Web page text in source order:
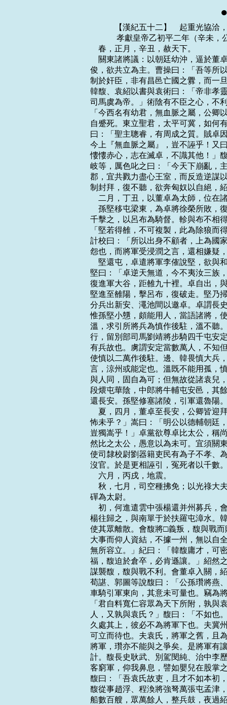
　　【漢紀五十二】　起重光協洽，盡昭陽作噩，凡三年。
    　　 孝獻皇帝乙初平二年（辛未，公元一九一年）
    春，正月，辛丑，赦天下。
    關東諸將議：以朝廷幼沖，逼於董卓，遠隔關塞，不知存否，幽州牧劉虞，宗室賢
俊，欲共立為主。曹操曰：「吾等所以舉兵而遠近莫不響應者，以義故也。今幼主微弱，
制於奸臣，非有昌邑亡國之釁，而一旦改易，天下其孰安之！諸君北面，我自西向。」
韓馥、袁紹以書與袁術曰：「帝非孝靈子，欲依絳、灌誅廢少主、迎立代王故事，奉大
司馬虞為帝。」術陰有不臣之心，不利國家有長君，乃外托公義以拒之。紹復與術書曰：
「今西名有幼君，無血脈之屬，公卿以下皆媚事卓，安可覆信！但當使兵往屯關要，皆
自蹙死。東立聖君，太平可冀，如何有疑？又室家見戮，不念子胥可復北面乎？」術答
曰：「聖主聰睿，有周成之質。賊卓因危亂之際，威服百寮，此乃漢家小厄之會，乃雲
今上『無血脈之屬』，豈不誣乎！又曰『室家見戮，可復北面』，此卓所為，豈國家哉！
慺慺赤心，志在滅卓，不識其他！」馥、紹竟遣故樂浪太守張岐等□議上虞尊號。虞見
岐等，厲色叱之曰：「今天下崩亂，主上蒙塵，吾被重恩，未能清雪國恥。諸君各據州
郡，宜共戮力盡心王室，而反造逆謀以相垢污邪！」固拒之。馥等又請虞領尚書事，承
制封拜，復不聽，欲奔匈奴以自絕，紹等乃止。
    二月，丁丑，以董卓為太師，位在諸侯王上。
    孫堅移屯梁東，為卓將徐榮所敗，復收散卒進屯陽人。卓遣東郡太守胡軫督步騎五
千擊之，以呂布為騎督。軫與布不相得，堅出擊，大破之，梟其都督華雄。或謂袁術曰：
「堅若得雒，不可複製，此為除狼而得虎也。」術疑之，不運軍糧。堅夜馳見術，畫地
計校曰：「所以出身不顧者，上為國家討賊，下慰將軍家門之私讎。堅與卓非有骨肉之
怨也，而將軍受浸潤之言，還相嫌疑，何也？」術踧□，即調發軍糧。
    堅還屯，卓遣將軍李傕說堅，欲與和親，令堅疏子弟任刺史、郡守者，許表用之。
堅曰：「卓逆天無道，今不夷汝三族，縣示四海，則吾死不瞑目，豈將與乃和親邪！」
復進軍大谷，距雒九十裡。卓自出，與堅戰於諸陵間。卓敗走，卻屯澠池，聚兵於陝。
堅進至雒陽，擊呂布，復破走。堅乃掃除宗廟，祠以太牢，得傳國璽於城南甄宮井中；
分兵出新安、澠池間以邀卓。卓謂長史劉艾曰：「關東軍敗數矣，皆畏孤，無能為也。
惟孫堅小戇，頗能用人，當語諸將，使知忌之。孤昔與周慎西征邊、韓於金城，孤語張
溫，求引所將兵為慎作後駐，溫不聽。溫又使孤討先零叛羌，孤知其不克而不得止，遂
行，留別部司馬劉靖將步騎四千屯安定以為聲勢。叛羌欲截歸道，孤小擊輒開，畏安定
有兵故也。虜謂安定當數萬人，不知但靖也。而孫堅隨周慎行，謂慎求先將萬兵造金城，
使慎以二萬作後駐。邊、韓畏慎大兵，不敢輕與堅戰，而堅兵足以斷其運道。兒曹用其
言，涼州或能定也。溫既不能用孤，慎又不能用堅，卒用敗走。堅以佐軍司馬，所見略
與人同，固自為可；但無故從諸袁兒，終亦死耳！」乃使東中郎將董越屯澠池，中郎將
段煨屯華陰，中郎將牛輔屯安邑，其餘諸將布在諸縣，以御山東。輔，卓之婿也。卓引
還長安。孫堅修塞諸陵，引軍還魯陽。
    夏，四月，董卓至長安，公卿皆迎拜車下。卓抵手謂御史中丞皇甫嵩曰：「義真，
怖未乎？」嵩曰：「明公以德輔朝廷，大慶方至，何怖之有！若淫刑以逞，將天下皆懼，
豈獨嵩乎！」卓黨欲尊卓比太公，稱尚父。卓以問蔡邕，邕曰：「明公威德，誠為巍巍，
然比之太公，愚意以為未可。宜須關東平定，車駕還反舊京，然後議之。」卓乃止。卓
使司隸校尉劉器籍吏民有為子不孝、為臣不忠、為吏不清、為弟不順者，皆身誅，財物
沒官。於是更相誣引，冤死者以千數。百姓囂囂，道路以目。
    六月，丙戌，地震。
    秋，七月，司空種拂免；以光祿大夫濟南淳於嘉為司空，太尉趙謙罷；以太常馬日
磾為太尉。
    初，何進遣雲中張楊還并州募兵，會進敗，楊留上黨，有眾數千人。袁紹在河內，
楊往歸之，與南單于於扶羅屯漳水。韓馥以豪傑多歸心袁紹，忌之；陰貶節其軍糧，欲
使其眾離散。會馥將□義叛，馥與戰而敗，紹因與義相結。紹客逢紀謂紹曰：「將軍舉
大事而仰人資結，不據一州，無以自全。」紹曰：「冀州兵強，吾士饑乏，設不能辦，
無所容立。」紀曰：「韓馥庸才，可密要公孫瓚使取冀州，馥必駭懼，因遣辯士為陳禍
福，馥迫於倉卒，必肯遜讓。」紹然之，即以書與瓚。瓚遂引兵而至，外托討董卓而陰
謀襲馥，馥與戰不利。會董卓入關，紹還軍延津，使外甥陳留高幹及馥所親穎川辛評、
荀諶、郭圖等說馥曰：「公孫瓚將燕、代之卒乘勝來南，而諸郡應之，其鋒不可當。袁
車騎引軍東向，其意未可量也。竊為將軍危之！」馥懼，曰：「然則為之奈何？」諶曰：
「君自料寬仁容眾為天下所附，孰與袁氏？」馥曰：「不如也。」「監危吐決，智勇過
人，又孰與袁氏？」馥曰：「不如也。」諶曰：「袁氏一時之傑，將軍資三不如之勢，
久處其上，彼必不為將軍下也。夫冀州，天下之重資也，彼若與公孫瓚並力取之，危亡
可立而待也。夫袁氏，將軍之舊，且為同盟，當今之計，若舉冀州以讓袁氏，彼必厚德
將軍，瓚亦不能與之爭矣。是將軍有讓賢之名，而身安於泰山也。」馥性恇怯，因然其
計。馥長史耿武、別駕閔純、治中李歷聞而諫曰：「冀州帶甲百萬，谷支十年。袁紹孤
客窮軍，仰我鼻息，譬如嬰兒在股掌之上，絕其哺乳，立可餓殺，奈何欲以州與之！」
馥曰：「吾袁氏故吏，且才不如本初，度德而讓，古人所貴，諸君獨何病焉！」先是，
馥從事趙浮、程渙將強弩萬張屯孟津，聞之，率兵馳還。時紹在朝歌清水，浮等從後來，
船數百艘，眾萬餘人，整兵鼓，夜過紹營，紹甚惡之。浮等到，謂馥曰：「袁本初軍無
頭糧，各已離散，雖有張楊、於扶羅新附，未肯為用，不足敵也。小從事等請以見兵拒
之，旬日之間，必土崩瓦解。明將軍但當開閣高枕，何憂何懼！」馥又不聽，乃避位，
出居中常侍趙忠故捨，遣子送印綬以讓紹。紹將至，從事十人爭棄馥去，獨耿武、閔純
杖刀拒之，不能禁，乃止；紹皆殺之。
    紹遂領冀州牧，承製以馥為奮威將軍，而無所將御，亦無官屬。紹以廣平沮授為奮
武將軍，使監護諸將，寵遇甚厚。魏郡審配、巨鹿田豐並以正直不得志於韓馥，紹以豐
為別駕，配為治中，及南陽許攸、逢紀、穎川荀諶皆為謀主。紹以河內硃漢為都官從事。
漢先為韓馥所不禮，且欲徼迎紹意，擅發兵圍守馥第，拔刃登屋，馥走上樓，收得馥大
兒，槌折兩腳。紹立收漢，殺之。馥猶憂怖，從紹索去，往依張邈。後紹遣使詣邈，有
所計議，與邈耳語；馥在坐上，謂為見圖，無何，起至溷，以書刀自殺。
    鮑信謂曹操曰：「袁紹為盟主，因權奪利，將自生亂，是復有一卓也。若抑之，則
力不能制，只以遘難。且可規大河之南以待其變。」搡善之。會黑山、於毒、白繞、眭
固等十餘萬眾人略東郡，王肱不能御。曹操引兵入東郡，擊白繞於濮陽，破之。袁紹因
表操為東郡太守，治東武陽。
    南單于劫張楊以叛袁紹，屯於黎陽。董卓以楊為建義將軍、河內太守。
    太史望氣，言當有大臣戮死者。董卓使人誣衛尉張溫與袁術交通，冬，十月，壬戌，
笞殺溫於市以應之。
    青州黃巾寇勃海，眾三十萬，欲與黑山合。公孫瓚率步騎二萬人逆擊於東光南，大
破之，斬首三萬餘級。賊棄其輜重，奔走渡河。瓚因其半濟薄之，賊復大破，死者數萬，
流血丹水，收得生口七萬餘人，車甲財物不可勝算，威名大震。
    劉虞子和為侍中，帝思東歸，使和偽逃董卓，潛出武關詣虞，令將兵來迎。和至南
陽，袁術利虞為援，留和不遣，許兵至俱西，令和為書與虞。虞得書，遣數千騎詣和。
公孫瓚知術有異志，止之，虞不聽。瓚恐術聞而怨之，亦遣其從弟越將千騎詣術。而陰
教術執和，奪其兵，由是虞、瓚有隙。和逃術來北，復為袁紹所留。
    是時關東州、郡務相兼併以自強大，袁紹、袁術亦自相離貳。術遣孫堅擊董卓未返，
紹以會稽周昂為豫州刺史，襲奪堅陽城。堅歎曰：「同舉義兵，將救社稷，逆賊垂破而
各若此，吾當誰與戮力乎！」引兵擊昂，走之。袁術遣公孫越助堅攻昂，越為流矢所中
死。公孫瓚怒曰：「余弟死，禍起於紹。」遂出軍屯磐河，上疏數紹罪惡，進兵攻紹。
冀州諸城多畔紹從瓚。紹懼，以所佩勃海太守印綬授瓚從弟范，遣之郡，而范遂背紹，
領勃海兵以助瓚。瓚乃自署其將帥嚴綱為冀州刺史，田楷為青州刺史，單經為兗州刺史。
又悉改置郡、縣守、令。
    初，涿郡劉備，中山靖王之後也。少孤貧，與母以販履為業，長七尺五寸，垂手下
膝，顧自見其耳；有大志，少語言，喜怒不形於色。嘗與公孫瓚同師事盧植，由是往依
瓚。瓚使備與田楷徇青州有功，因以為平原相。備少與河東關羽、涿郡張飛相友善；以
羽、飛為別部司馬，分統部曲。備與二人寢則同床，恩若兄弟，而稠人廣坐，侍立終日，
隨備周旋，不避艱險。常山趙雲為本郡將吏兵詣公孫瓚，瓚曰：「聞貴州人皆願袁氏，
君何獨迷而能反乎？」雲曰：「天下凶言兇，未知孰是，民有倒縣之厄，鄙州論議，從
仁政所在，不為忽袁公，私明將軍也。」劉備見而奇之，深加接納，雲遂從備至平原，
為備主騎兵。初，袁術之得南陽，戶口數百萬，而術奢淫肆欲，征斂無度，百姓苦之，
稍稍離散。既與袁紹有隙，各立黨援以相圖謀。術結公孫瓚而紹連劉表，豪桀多附於紹。
術怒曰：「群豎不吾從而從吾家奴乎！」又與公孫瓚書曰：「紹非袁氏子。」紹聞大怒。
    術使孫堅擊劉表，表遣其將黃祖逆戰於樊、鄧之間，堅擊破之，遂圍襄陽。表夜遣
黃祖潛出發兵，祖將兵欲還，堅逆與戰，祖敗走，竄峴山中。堅乘勝夜追祖，祖部兵從
竹木間暗射堅，殺之。堅所舉孝廉長沙桓階詣表堅喪，表義而許之。堅兄子賁率其士眾
就袁術，術復表賁為豫州刺史。術由是不能勝表。
    初，董卓入關，留硃俊守雒陽，而俊潛與山東諸將通謀，懼為卓所襲，出奔荊州。
卓以弘農楊懿為河南尹；俊復引兵還雒，擊懿，走之。俊以河南殘破無所資，乃東屯中
牟，移書州郡，請師討卓。徐州刺史陶謙上俊行車騎將軍，遣精兵三千助之，餘州郡亦
有所給。謙，丹楊人。朝廷以黃巾寇亂徐州，用謙為刺史。謙至，擊黃巾，大破走之，
州境晏然。
    劉焉在益州陰圖異計。沛人張魯，自祖父陵以來世為五斗米道，客居於蜀。魯母以
鬼道常往來焉家，焉乃以魯為督義司馬，以張脩為別部司馬，與合兵掩殺漢中太守蘇固，
斷絕斜谷閣，殺害漢使。焉上書言：「米賊斷道，不得復通。」又托他事殺州中豪強王
鹹、李權等十餘人，以立威刑。犍為太守任岐及校尉賈龍由此起兵攻焉，焉擊殺岐、龍。
焉意漸盛，作乘輿車具千餘乘，劉表上「焉有似子夏在西河疑聖人」之論。時焉子范為
左中郎將，誕為治書御史，璋為奉車都尉，皆從帝在長安，惟小子別部車馬瑁素隨焉；
帝使璋曉喻焉，焉留璋不遣。
    公孫度威行海外，中國人士避亂者多歸之，北海管寧、邴原、王烈皆往依焉。寧少
時與華歆為友，嘗與歆共鋤菜，見地有金，寧揮鋤不顧，與瓦石無異，歆捉而擲之，人
以是知其優劣。邴原遠行游學，八九年而歸，師友以原不飲酒，會米肉送之，原曰：
「本能飲酒，但以荒思廢業，故斷之耳。今當遠別，可一飲燕。」於是共坐飲酒，終日
不醉。寧、原俱以操尚稱，度虛館以候之。寧既見度，乃廬於山谷。時避難者多居郡南，
而寧獨居北，示無還志，後漸來從之，旬月而成邑。寧每見度，語唯經典，不及世事；
還山，專講《詩》、《書》，習俎豆，非學者無見也。由是度安其賢，民化其德。邴原
性剛直，清議以格物，度已下心不安之。寧謂原曰：「潛龍以不見成德。言非其時，皆
招禍之道也。」密遣原逃歸，度聞之，亦不復追也。王烈器業過人，少時名聞在原、寧
之右。善於教誘，鄉里有盜牛者，主得之，盜請罪，曰：「刑戮是甘，乞不使王彥方知
也！」烈聞而使人謝之，遺布一端。或問其故，烈曰：「盜懼吾聞其過，是有恥惡之心，
既知恥惡，則善心將生，故與布以勸為善也。」後有老父遺劍於路，行道一人見而守之。
至暮，老父還，尋得劍，怪之，以事告烈，烈使推求，乃先盜牛者也。諸有爭訟曲直將
質之於烈，或至塗而反，或望廬而還，皆相推以直，不敢使烈聞之。度欲以為長史，烈
辭之，為商賈以自穢，乃免。
    　　 孝獻皇帝乙初平三年（壬申，公元一九二年）
    春，正月，丁丑，赦天下。
    董卓遣牛輔將兵屯陝，輔分遣校尉北地李傕、張掖郭汜、武威張濟將步騎數萬擊破
硃俊於中牟，因掠陳留、穎川諸縣，所過殺虜無遺。
    初，荀淑有孫曰彧，少有才名，何顒見而異之，曰：「王佐才也！」及天下亂，彧
謂父老曰：「穎川四戰之地，宜亟避之。」鄉人多懷土不能去，彧獨率宗族去依韓馥。
會袁紹已奪馥位，待彧以上賓之禮。彧度紹終不能定大業，聞曹操有雄略，乃去紹從操。
操與語，大悅，曰：「吾子房也！」以為奮武司馬。其鄉人留者，多為傕、汜等所殺。
    袁紹自出拒公孫瓚，與瓚戰於界橋南二十裡。瓚兵三萬，其鋒甚銳。紹令□義領精
兵八百先登，強弩千張夾承之。瓚輕其兵少，縱騎騰之。義兵伏楯下不動，未至十數步，
一時同發，歡呼動地，瓚軍大敗。斬其所置冀州刺史嚴綱，獲甲首千餘級。追至界橋，
瓚斂兵還戰，義復破之，遂到瓚營，拔其牙門，餘眾皆走。
    初，兗州刺史劉岱與紹、瓚連和，紹令妻子居岱所，瓚亦遣從事范方將騎助岱。及
瓚擊破紹軍，語岱令遣紹妻子，別敕范方：「若岱不遣紹家，將騎還！吾定紹，將加兵
於岱。」岱與官屬議，連日不決，聞東郡程昱有智謀，召而問之，昱曰：「若棄紹近援
而求瓚遠助，此假人於越以救溺子之說也。夫公孫瓚非袁紹之敵也，今雖壞紹軍，然終
為紹所禽。」岱從之。范方將其騎歸，未至而瓚敗。
    曹操軍頓丘，於毒等攻東武陽。操引兵西入山，攻毒等本屯。諸將皆請救武陽。操
曰：「使賊聞我西而還，武陽自解也，不過，我能敗其本屯；虜不能拔武陽必矣。」遂
行。毒聞之，棄武陽還。操遂擊眭固及匈奴於夫羅於內黃，皆大破之。
    董卓以其弟旻為左將軍，兄子璜為中軍校尉，皆典兵事，宗族內外並列朝廷。卓侍
妾懷抱中子皆封侯，弄以金紫。卓車服僭擬天子，召呼三台，尚書以下皆自詣卓府啟事。
又築塢於郿，高厚皆七丈，積穀為三十年儲，自雲：「事成，雄據天下；不成，守此足
以畢老。」卓忍於誅殺，諸將言語有蹉跌者，便戮於前，人不聊生。司徒王允與司隸校
尉黃琬、僕射士孫瑞、尚書楊瓚密謀誅卓。中郎將呂布，便弓馬，膂力過人，卓自以遇
人無禮，行止常以布自衛，甚愛信之，誓為父子。然卓性剛褊，嘗小失卓意，卓拔手戟
擲布，布拳捷避之，而改容顧謝，卓意亦解。布由是陰怨於卓。卓又使布守中閣，而私
於傅婢，益不自安。王允素善待布，布見允，自陳卓幾見殺之狀，允因以誅卓之謀告布，
使為內應。布曰：「如父子何？」曰：「君自姓呂，本非骨肉。今憂死不暇，何謂父子？
擲戟之時，豈有父子情邪！」布遂許之。
    夏，四月，丁巳，帝有疾新愈，大會未央殿。卓朝服乘車而入，陳兵夾道，